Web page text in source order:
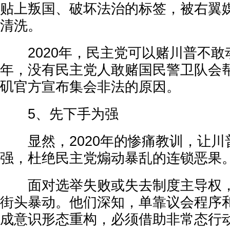
贴上叛国、破坏法治的标签，被右翼
清洗。
2020年，民主党可以赌川普不敢
年，没有民主党人敢赌国民警卫队会
矶官方宣布集会非法的原因。
5、先下手为强
显然，2020年的惨痛教训，让川
强，杜绝民主党煽动暴乱的连锁恶果
面对选举失败或失去制度主导权
街头暴动。他们深知，单靠议会程序
成意识形态重构，必须借助非常态行